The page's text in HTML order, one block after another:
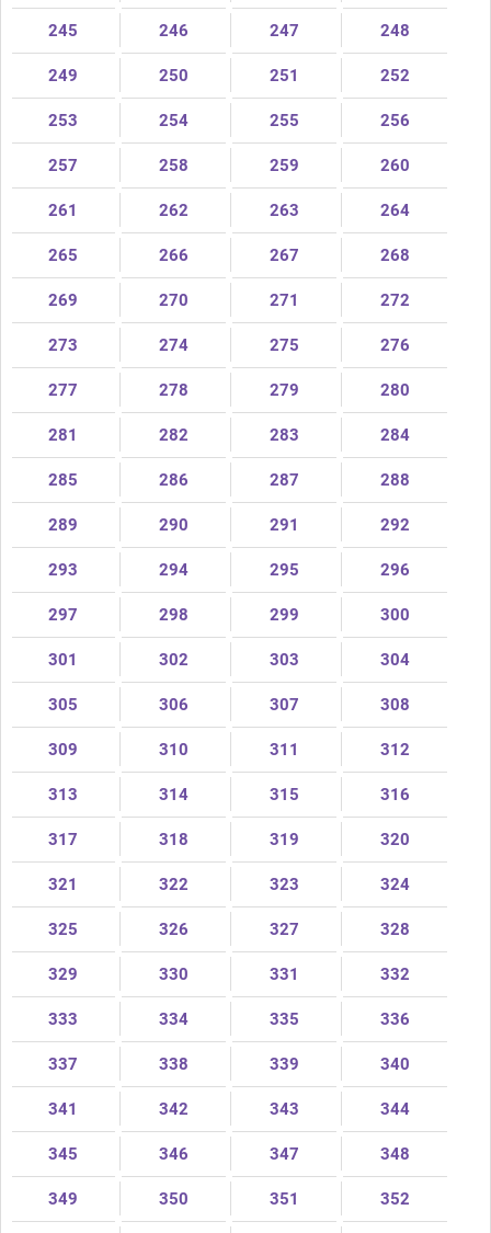
245 246 247 248
249 250 251 252
253 254 255 256
257 258 259 260
261 262 263 264
265 266 267 268
269 270 271 272
273 274 275 276
277 278 279 280
281 282 283 284
285 286 287 288
289 290 291 292
293 294 295 296
297 298 299 300
301 302 303 304
305 306 307 308
309 310 311 312
313 314 315 316
317 318 319 320
321 322 323 324
325 326 327 328
329 330 331 332
333 334 335 336
337 338 339 340
341 342 343 344
345 346 347 348
349 350 351 352